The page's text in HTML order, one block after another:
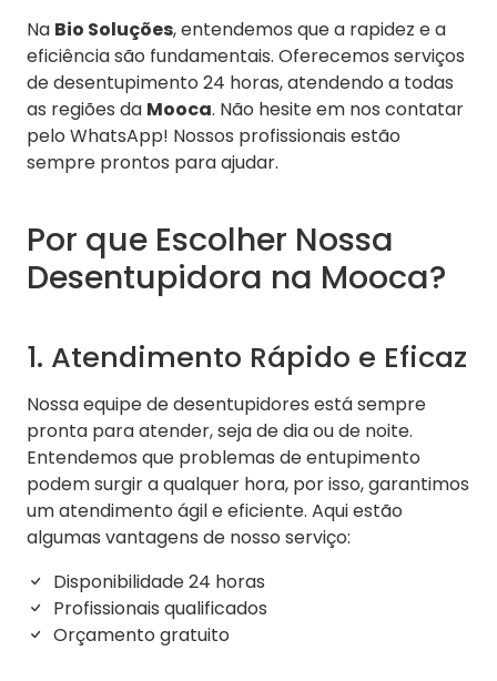
Na Bio Soluções, entendemos que a rapidez e a
eficiência são fundamentais. Oferecemos serviços
de desentupimento 24 horas, atendendo a todas
as regiões da Mooca. Não hesite em nos contatar
pelo WhatsApp! Nossos profissionais estão
sempre prontos para ajudar.
Por que Escolher Nossa
Desentupidora na Mooca?
1. Atendimento Rápido e Eficaz
Nossa equipe de desentupidores está sempre
pronta para atender, seja de dia ou de noite.
Entendemos que problemas de entupimento
podem surgir a qualquer hora, por isso, garantimos
um atendimento ágil e eficiente. Aqui estão
algumas vantagens de nosso serviço:
Disponibilidade 24 horas
Profissionais qualificados
Orçamento gratuito